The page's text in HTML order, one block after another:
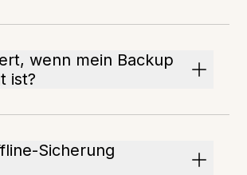
wenn mein Backup
ist?
Sicherung